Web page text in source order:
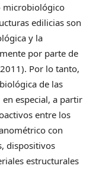
microbiológico
edilicias son
y la
por parte de
Por lo tanto,
de las
especial, a partir
entre los
con
dispositivos
estructurales